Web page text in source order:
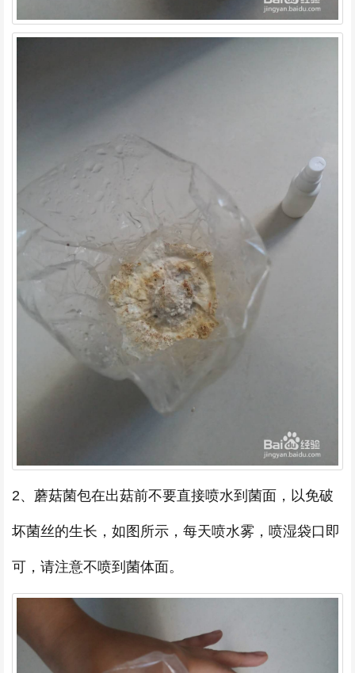
2、蘑菇菌包在出菇前不要直接喷水到菌面，以免破
坏菌丝的生长，如图所示，每天喷水雾，喷湿袋口即
可，请注意不喷到菌体面。